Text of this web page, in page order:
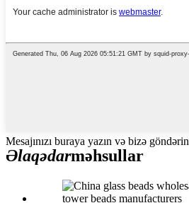
Mesajınızı buraya yazın və bizə göndərin
Əlaqədarməhsullar